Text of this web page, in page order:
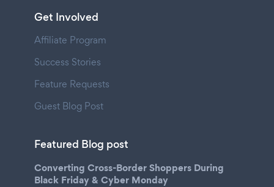
Get Involved
Affiliate Program
Success Stories
Feature Requests
Guest Blog Post
Featured Blog post
Converting Cross-Border Shoppers During
Black Friday & Cyber Monday